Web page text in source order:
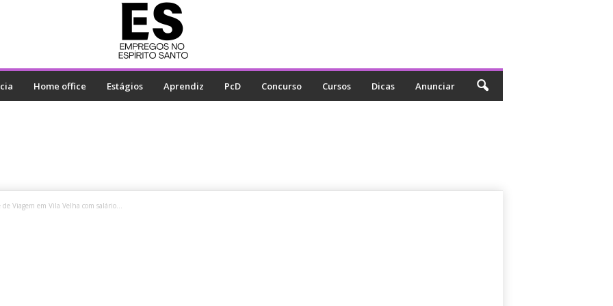
Home office Estágios Aprendiz PcD Concurso Cursos Dicas Anunciar
Viagem em Vila Velha com salário...